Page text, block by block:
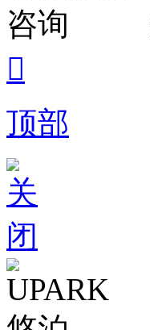

顶部